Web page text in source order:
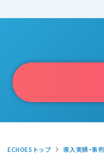
ECHOESトップ 導入実績・事例